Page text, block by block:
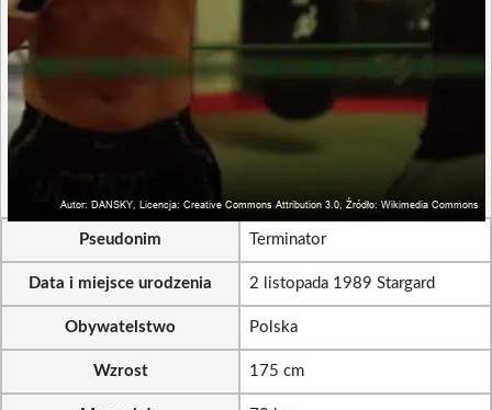
Pseudonim Terminator
Data i miejsce urodzenia 2 listopada 1989 Stargard
Obywatelstwo Polska
Wzrost 175 cm